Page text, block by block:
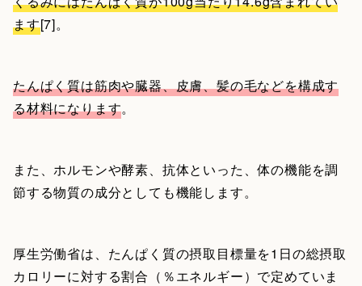
ます[7]。
たんぱく質は筋肉や臓器、皮膚、髪の毛などを構成す
る材料になります。
また、ホルモンや酵素、抗体といった、体の機能を調
節する物質の成分としても機能します。
厚生労働省は、たんぱく質の摂取目標量を1日の総摂取
カロリーに対する割合（％エネルギー）で定めていま